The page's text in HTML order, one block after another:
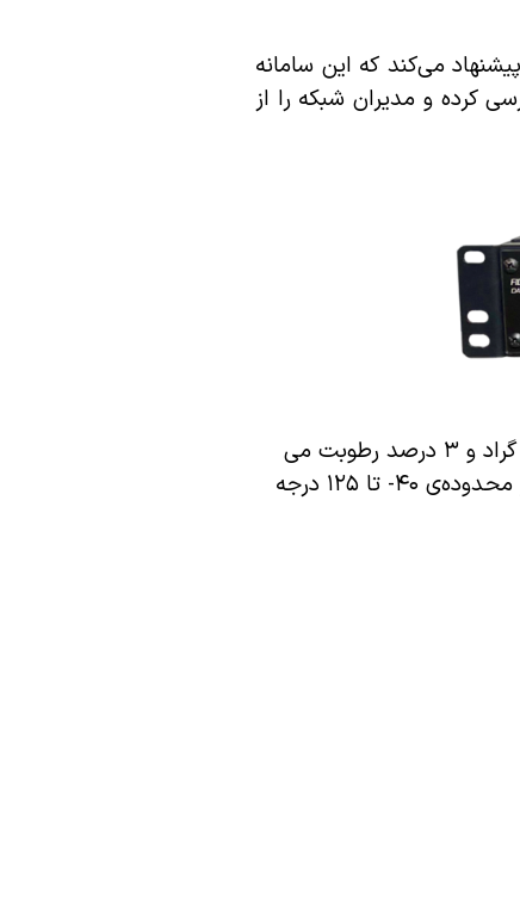
می‌کند که این سامانه
کرده و مدیران شبکه را از
ساخت شرکت الکترونیک فیدار با دقت اندازه‌گیری دمای ۰.۱ درجه سانتی گراد و ۳ درصد رطوبت می
تواند در کمترین زمان هشدار لازم را از طریق پیامک و ایمیل ارسال می‌کند. این سنسور میزان دما و رطوبت را به ترتیب در محدوده‌ی ۴۰- تا ۱۲۵ درجه